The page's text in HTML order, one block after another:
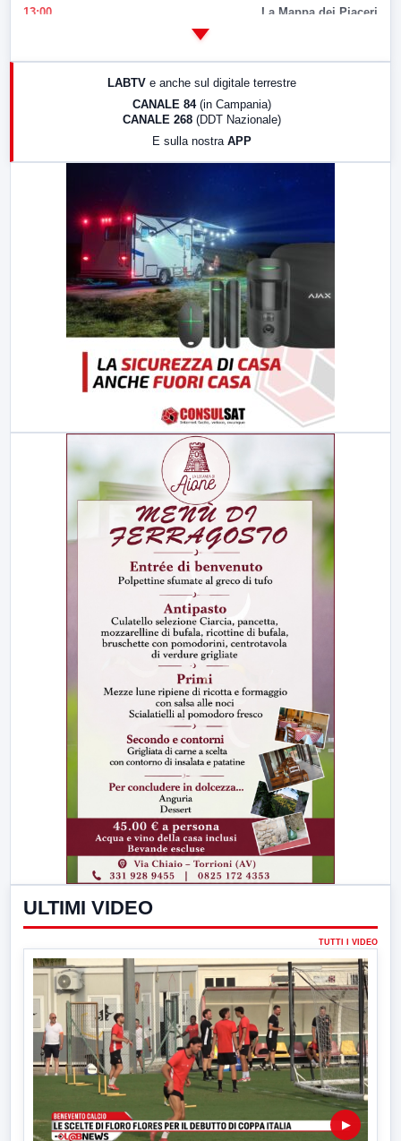
13:00 La Mappa dei Piaceri
17:00 LabNews (replica)
LABTV e anche sul digitale terrestre
CANALE 84 (in Campania)
CANALE 268 (DDT Nazionale)
E sulla nostra APP
ULTIMI VIDEO
TUTTI I VIDEO
▶